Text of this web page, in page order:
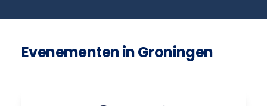
Evenementen in Groningen